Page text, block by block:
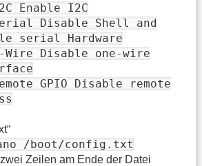
Enable I2C
Disable Shell and
serial Hardware
Disable one-wire
GPIO Disable remote
/boot/config.txt
Zeilen am Ende der Datei